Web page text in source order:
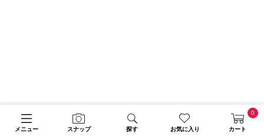
メニュー スナップ 探す お気に入り カート
0